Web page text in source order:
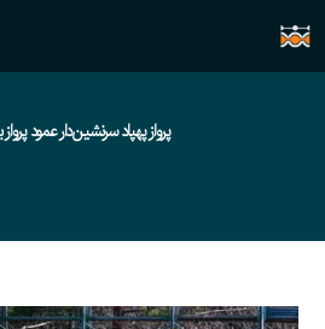
پرواز پهپاد سرنشین‌دار عمود